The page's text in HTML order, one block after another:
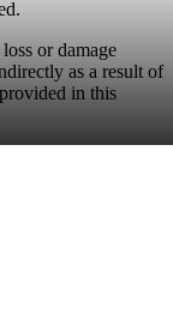
or damage
as a result of
in this